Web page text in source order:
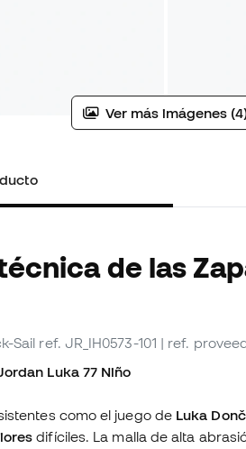
Ver más imágenes
de las
Sail ref. JR_IH0573-101 | ref.
Luka 77 Niño
como el juego de Luka
difíciles. La malla de alta